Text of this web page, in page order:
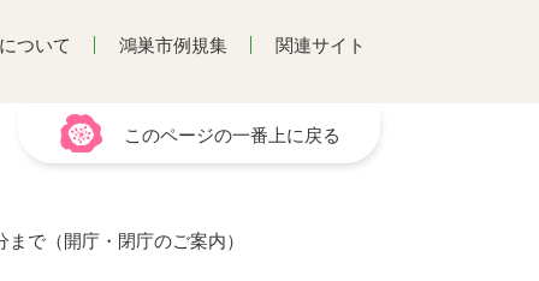
ついて 鴻巣市例規集 関連サイト
このページの一番上に戻る
で（開庁・閉庁のご案内）